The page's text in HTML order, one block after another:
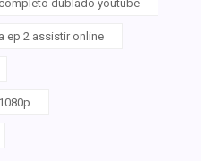
dublado youtube
ep 2 assistir online